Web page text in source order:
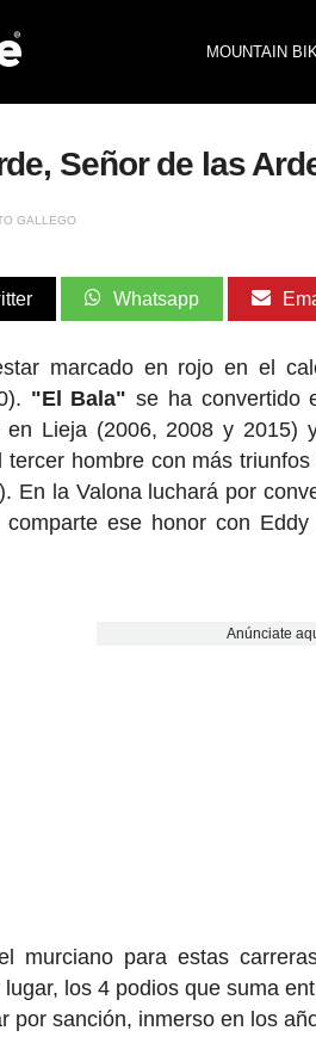
MOUNTAIN
Señor de las
GALLEGO
Whatsapp
marcado en rojo en el
"El Bala" se ha convertido
en Lieja (2006, 2008 y 2015)
hombre con más
En la Valona luchará por
ese honor con
Anúnciate
murciano para estas
los 4 podios que suma
por sanción, inmerso en los